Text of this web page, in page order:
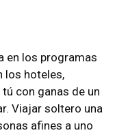
en los programas
los hoteles,
con ganas de un
Viajar soltero una
afines a uno